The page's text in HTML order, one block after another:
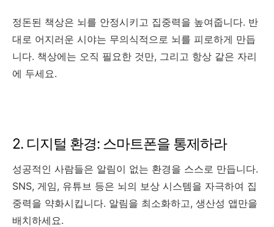
정돈된 책상은 뇌를 안정시키고 집중력을 높여줍니다. 반
대로 어지러운 시야는 무의식적으로 뇌를 피로하게 만듭
니다. 책상에는 오직 필요한 것만, 그리고 항상 같은 자리
에 두세요.
2. 디지털 환경: 스마트폰을 통제하라
성공적인 사람들은 알림이 없는 환경을 스스로 만듭니다.
SNS, 게임, 유튜브 등은 뇌의 보상 시스템을 자극하여 집
중력을 약화시킵니다. 알림을 최소화하고, 생산성 앱만을
배치하세요.